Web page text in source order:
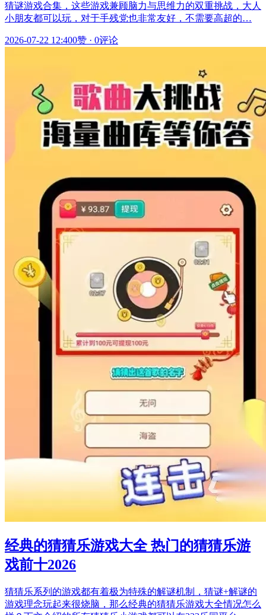
猜谜游戏合集，这些游戏兼顾脑力与思维力的双重挑战，大人
小朋友都可以玩，对于手残党也非常友好，不需要高超的…
2026-07-22 12:400赞 · 0评论
经典的猜猜乐游戏大全 热门的猜猜乐游
戏前十2026
猜猜乐系列的游戏都有着极为特殊的解谜机制，猜谜+解谜的
游戏理念玩起来很烧脑，那么经典的猜猜乐游戏大全情况怎么